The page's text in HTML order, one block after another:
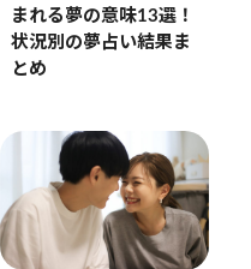
まれる夢の意味13選！
状況別の夢占い結果ま
とめ